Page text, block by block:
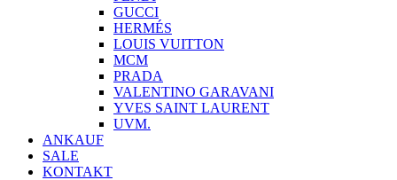
GUCCI
HERMÉS
LOUIS VUITTON
MCM
PRADA
VALENTINO GARAVANI
YVES SAINT LAURENT
UVM.
ANKAUF
SALE
KONTAKT